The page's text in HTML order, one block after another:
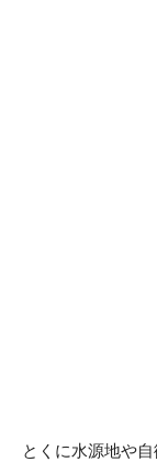
とくに水源地や